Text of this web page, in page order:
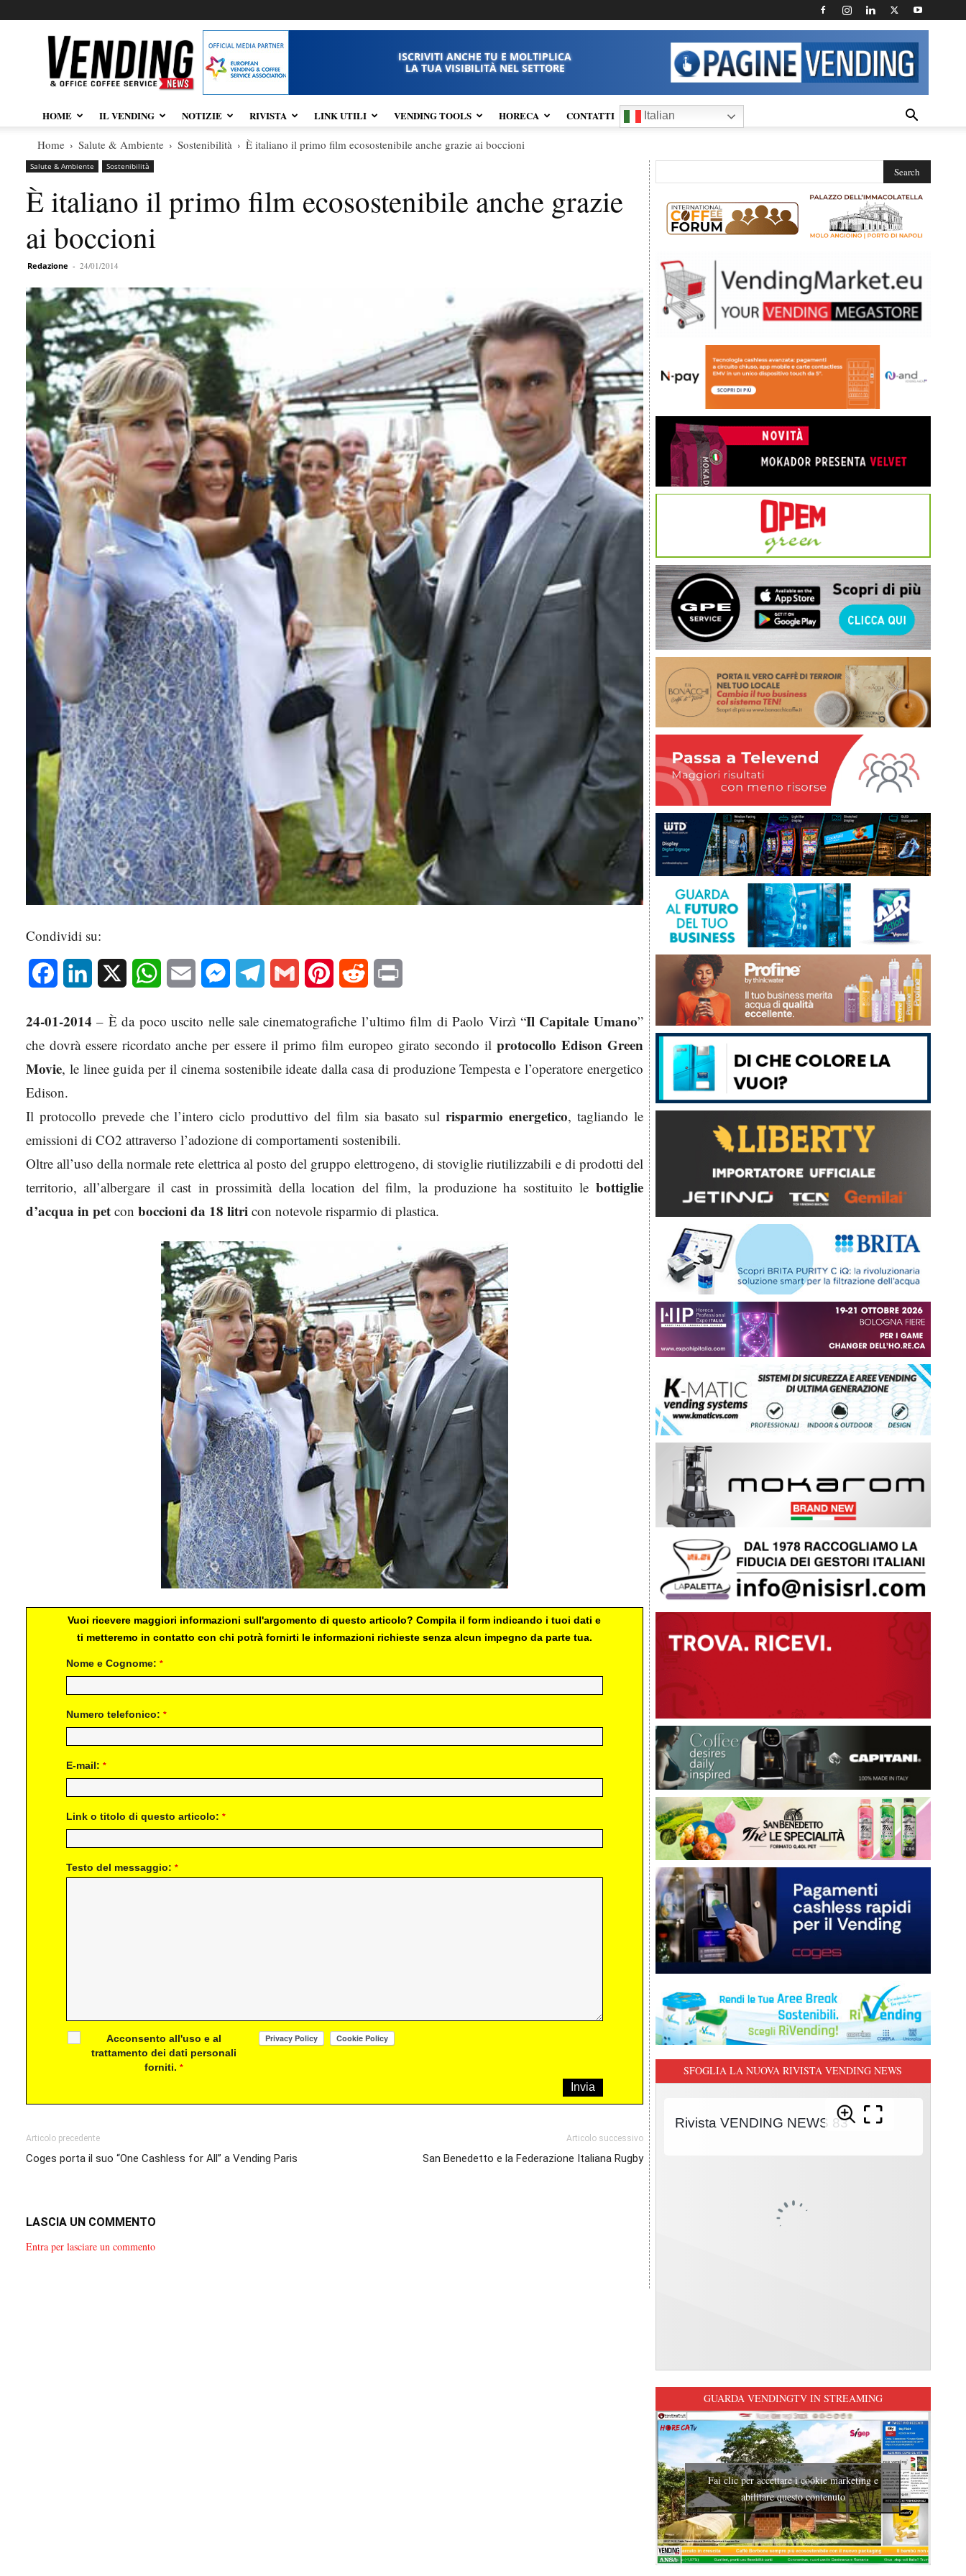
Vendingnews.it
ISCRIVITI ANCHE TU E MOLTIPLICA
LA TUA VISIBILITÀ NEL SETTORE
HOME IL VENDING NOTIZIE RIVISTA LINK UTILI VENDING TOOLS HORECA CONTATTI Italian
Home Salute & Ambiente Sostenibilità È italiano il primo film ecosostenibile anche grazie ai boccioni
Salute & Ambiente Sostenibilità
È italiano il primo film ecosostenibile anche grazie
ai boccioni
Redazione - 24/01/2014
Condividi su:
Facebook LinkedIn WhatsAppEmail MessengerTelegram Gmail Pinterest Reddit
24-01-2014 – È da poco uscito nelle sale cinematografiche l’ultimo film di Paolo Virzì “Il Capitale Umano”
che dovrà essere ricordato anche per essere il primo film europeo girato secondo ilprotocollo Edison Green
Movie, le linee guida per il cinema sostenibile ideate dalla casa di produzione Tempesta e l’operatore energetico
Edison.
Il protocollo prevede che l’intero ciclo produttivo del film sia basato sulrisparmio energetico, tagliando le
emissioni di CO2 attraverso l’adozione di comportamenti sostenibili.
Oltre all’uso della normale rete elettrica al posto del gruppo elettrogeno, di stoviglie riutilizzabili e di prodotti del
territorio, all’albergare il cast in prossimità della location del film, la produzione ha sostituito le bottiglie
d’acqua in pet con boccioni da 18 litri con notevole risparmio di plastica.
Vuoi ricevere maggiori informazioni sull'argomento di questo articolo? Compila il form indicando i tuoi dati e
ti metteremo in contatto con chi potrà fornirti le informazioni richieste senza alcun impegno da parte tua.
Nome e Cognome: *
Numero telefonico: *
E-mail: *
Link o titolo di questo articolo: *
Testo del messaggio: *
Acconsento all'uso e al
trattamento dei dati personali
forniti.*
Articolo precedente
Coges porta il suo “One Cashless for All” a Vending Paris
Articolo successivo
San Benedetto e la Federazione Italiana Rugby
LASCIA UN COMMENTO
Entra per lasciare un commento
SFOGLIA LA NUOVA RIVISTA VENDING NEWS
GUARDA VENDINGTV IN STREAMING
Fai clic per accettare i cookie marketing e
abilitare questo contenuto